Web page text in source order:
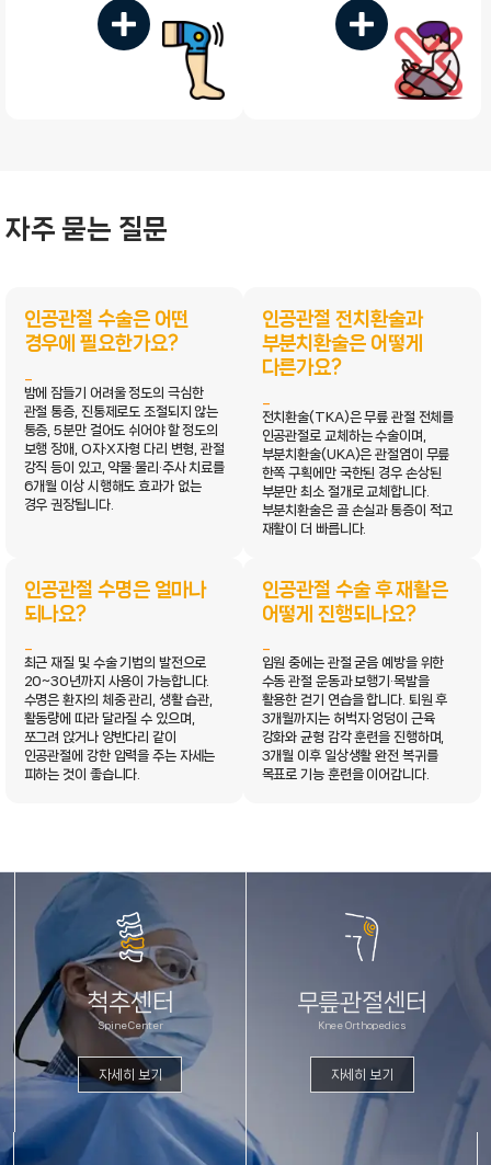
자주 묻는 질문
인공관절 수술은 어떤
경우에 필요한가요?
밤에 잠들기 어려울 정도의 극심한
관절 통증, 진통제로도 조절되지 않는
통증, 5분만 걸어도 쉬어야 할 정도의
보행 장애, O자·X자형 다리 변형, 관절
강직 등이 있고, 약물·물리·주사 치료를
6개월 이상 시행해도 효과가 없는
경우 권장됩니다.
인공관절 전치환술과
부분치환술은 어떻게
다른가요?
전치환술(TKA)은 무릎 관절 전체를
인공관절로 교체하는 수술이며,
부분치환술(UKA)은 관절염이 무릎
한쪽 구획에만 국한된 경우 손상된
부분만 최소 절개로 교체합니다.
부분치환술은 골 손실과 통증이 적고
재활이 더 빠릅니다.
인공관절 수명은 얼마나
되나요?
최근 재질 및 수술 기법의 발전으로
20~30년까지 사용이 가능합니다.
수명은 환자의 체중 관리, 생활 습관,
활동량에 따라 달라질 수 있으며,
쪼그려 앉거나 양반다리 같이
인공관절에 강한 압력을 주는 자세는
피하는 것이 좋습니다.
인공관절 수술 후 재활은
어떻게 진행되나요?
입원 중에는 관절 굳음 예방을 위한
수동 관절 운동과 보행기·목발을
활용한 걷기 연습을 합니다. 퇴원 후
3개월까지는 허벅지·엉덩이 근육
강화와 균형 감각 훈련을 진행하며,
3개월 이후 일상생활 완전 복귀를
목표로 기능 훈련을 이어갑니다.
척추센터
Spine Center
자세히 보기
무릎관절센터
Knee Orthopedics
자세히 보기